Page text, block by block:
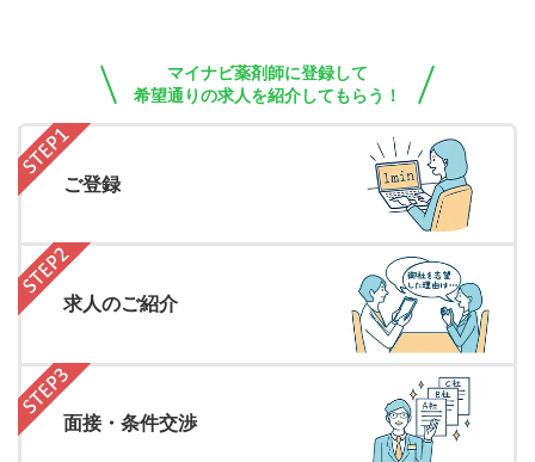
マイナビ薬剤師に登録して
希望通りの求人を紹介してもらう！
ご登録
求人のご紹介
面接・条件交渉